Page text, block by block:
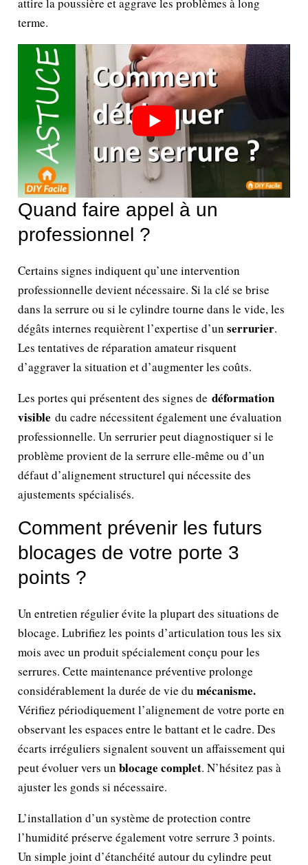
terme.
Quand faire appel à un
professionnel ?
Certains signes indiquent qu’une intervention
professionnelle devient nécessaire. Si la clé se brise
dans la serrure ou si le cylindre tourne dans le vide, les
dégâts internes requièrent l’expertise d’unserrurier.
Les tentatives de réparation amateur risquent
d’aggraver la situation et d’augmenter les coûts.
Les portes qui présentent des signes dedéformation
visible du cadre nécessitent également une évaluation
professionnelle. Un serrurier peut diagnostiquer si le
problème provient de la serrure elle-même ou d’un
défaut d’alignement structurel qui nécessite des
ajustements spécialisés.
Comment prévenir les futurs
blocages de votre porte 3
points ?
Un entretien régulier évite la plupart des situations de
blocage. Lubrifiez les points d’articulation tous les six
mois avec un produit spécialement conçu pour les
serrures. Cette maintenance préventive prolonge
considérablement la durée de vie dumécanisme.
Vérifiez périodiquement l’alignement de votre porte en
observant les espaces entre le battant et le cadre. Des
écarts irréguliers signalent souvent un affaissement qui
peut évoluer vers unblocage complet. N’hésitez pas à
ajuster les gonds si nécessaire.
L’installation d’un système de protection contre
l’humidité préserve également votre serrure 3 points.
Un simple joint d’étanchéité autour du cylindre peut